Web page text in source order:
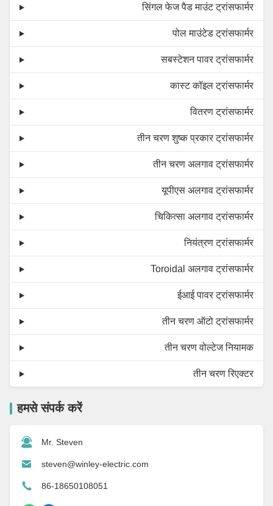
सिंगल फेज पैड माउंट ट्रांसफार्मर
पोल माउंटेड ट्रांसफार्मर
सबस्टेशन पावर ट्रांसफार्मर
कास्ट कॉइल ट्रांसफार्मर
वितरण ट्रांसफार्मर
तीन चरण शुष्क प्रकार ट्रांसफार्मर
तीन चरण अलगाव ट्रांसफार्मर
यूपीएस अलगाव ट्रांसफार्मर
चिकित्सा अलगाव ट्रांसफार्मर
नियंत्रण ट्रांसफार्मर
Toroidal अलगाव ट्रांसफार्मर
ईआई पावर ट्रांसफार्मर
तीन चरण ऑटो ट्रांसफार्मर
तीन चरण वोल्टेज नियामक
तीन चरण रिएक्टर
हमसे संपर्क करें
Mr. Steven
steven@winley-electric.com
86-18650108051